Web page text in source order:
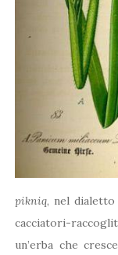
pikniq, nel dialetto
cacciatori-
un’erba che